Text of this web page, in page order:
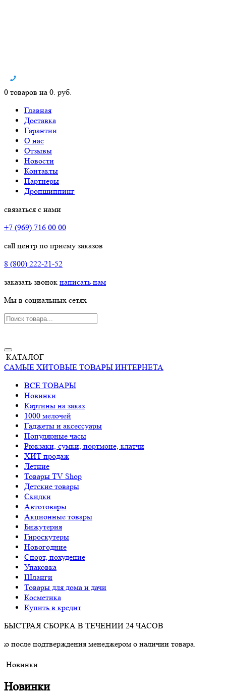
0 товаров на 0. руб.
Главная
Доставка
Гарантии
О нас
Отзывы
Новости
Контакты
Партнеры
Дропшиппинг
связаться с нами
+7 (969) 716 00 00
call центр по приему заказов
8 (800) 222-21-52
заказать звонок написать нам
Мы в социальных сетях
КАТАЛОГ
САМЫЕ ХИТОВЫЕ ТОВАРЫ ИНТЕРНЕТА
ВСЕ ТОВАРЫ
Новинки
Картины на заказ
1000 мелочей
Гаджеты и аксессуары
Популярные часы
Рюкзаки, сумки, портмоне, клатчи
ХИТ продаж
Летние
Товары TV Shop
Детские товары
Cкидки
Автотовары
Акционные товары
Бижутерия
Гироскутеры
Новогодние
Спорт, похудение
Упаковка
Шланги
Товары для дома и дачи
Косметика
Купить в кредит
БЫСТРАЯ СБОРКА В ТЕЧЕНИИ 24 ЧАСОВ
менеджером о наличии товара.
Новинки
Новинки